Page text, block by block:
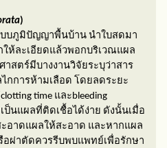
)
ภูมิปัญญาพื้นบ้าน นำใบสดมา
ห้ละเอียดแล้วพอกบริเวณแผล
สตร์มีบางงานวิจัยระบุว่าสาร
กการห้ามเลือด โดยลดระยะ
clotting time และbleeding
ป็นแผลที่ติดเชื้อได้ง่าย ดังนั้นเมื่อ
อาดแผลให้สะอาด และหากแผล
ผ่าตัดควรรีบพบแพทย์เพื่อรักษา